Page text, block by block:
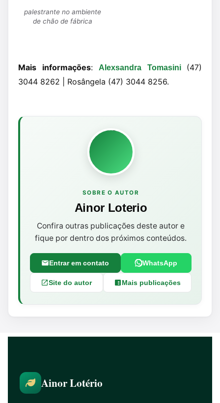
palestrante no ambiente
de chão de fábrica
Mais informações: Alexsandra Tomasini
(47)
3044 8262 | Rosângela (47) 3044 8256.
SOBRE O AUTOR
Ainor Loterio
Confira outras publicações deste autor e
fique por dentro dos próximos conteúdos.
Entrar em contato WhatsApp
Site do autor Mais publicações
Ainor Lotério